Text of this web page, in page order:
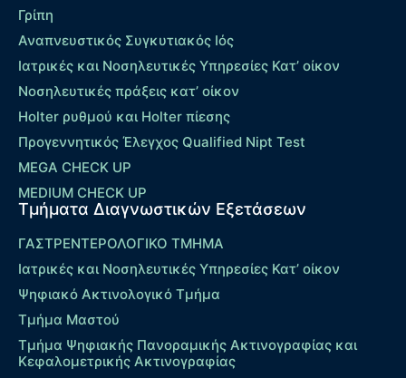
Γρίπη
Αναπνευστικός Συγκυτιακός Ιός
Ιατρικές και Νοσηλευτικές Υπηρεσίες Κατ’ οίκον
Νοσηλευτικές πράξεις κατ’ οίκον
Holter ρυθμού και Holter πίεσης
Προγεννητικός Έλεγχος Qualified Nipt Test
MEGA CHECK UP
MEDIUM CHECK UP
Τμήματα Διαγνωστικών Εξετάσεων
ΓΑΣΤΡΕΝΤΕΡΟΛΟΓΙΚΟ ΤΜΗΜΑ
Ιατρικές και Νοσηλευτικές Υπηρεσίες Κατ’ οίκον
Ψηφιακό Ακτινολογικό Τμήμα
Τμήμα Μαστού
Τμήμα Ψηφιακής Πανοραμικής Ακτινογραφίας και
Κεφαλομετρικής Ακτινογραφίας